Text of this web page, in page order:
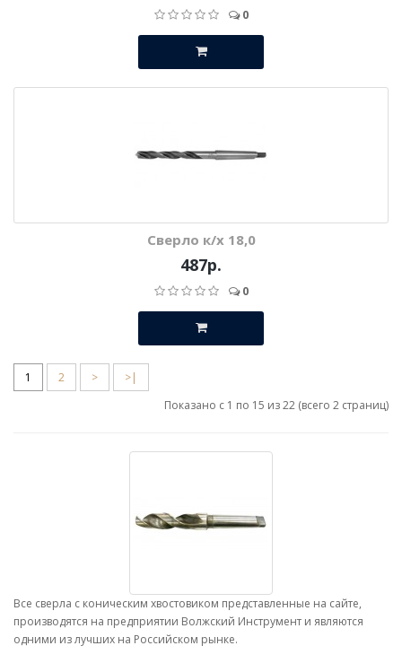
0
Сверло к/х 18,0
487р.
0
1 2 >
>|
Показано с 1 по 15 из 22 (всего 2 страниц)
Все сверла с коническим хвостовиком представленные на сайте,
производятся на предприятии Волжский Инструмент и являются
одними из лучших на Российском рынке.